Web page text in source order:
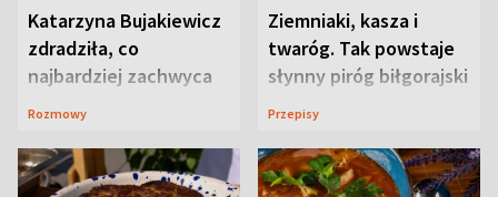
Katarzyna Bujakiewicz
zdradziła, co
najbardziej zachwyca
ją w Lublinie
Rozmowy
Ziemniaki, kasza i
twaróg. Tak powstaje
słynny piróg biłgorajski
Przepisy